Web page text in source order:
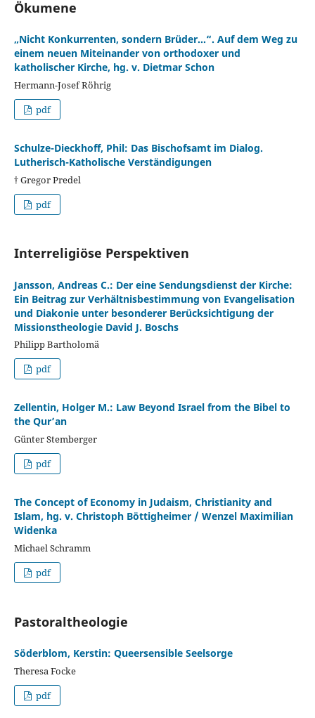
Ökumene
„Nicht Konkurrenten, sondern Brüder…“. Auf dem Weg zu
einem neuen Miteinander von orthodoxer und
katholischer Kirche, hg. v. Dietmar Schon
Hermann-Josef Röhrig
pdf
Schulze-Dieckhoff, Phil: Das Bischofsamt im Dialog.
Lutherisch-Katholische Verständigungen
† Gregor Predel
pdf
Interreligiöse Perspektiven
Jansson, Andreas C.: Der eine Sendungsdienst der Kirche:
Ein Beitrag zur Verhältnisbestimmung von Evangelisation
und Diakonie unter besonderer Berücksichtigung der
Missionstheologie David J. Boschs
Philipp Bartholomä
pdf
Zellentin, Holger M.: Law Beyond Israel from the Bibel to
the Qur’an
Günter Stemberger
pdf
The Concept of Economy in Judaism, Christianity and
Islam, hg. v. Christoph Böttigheimer / Wenzel Maximilian
Widenka
Michael Schramm
pdf
Pastoraltheologie
Söderblom, Kerstin: Queersensible Seelsorge
Theresa Focke
pdf